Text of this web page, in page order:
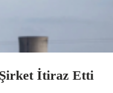
Şirket İtiraz Etti